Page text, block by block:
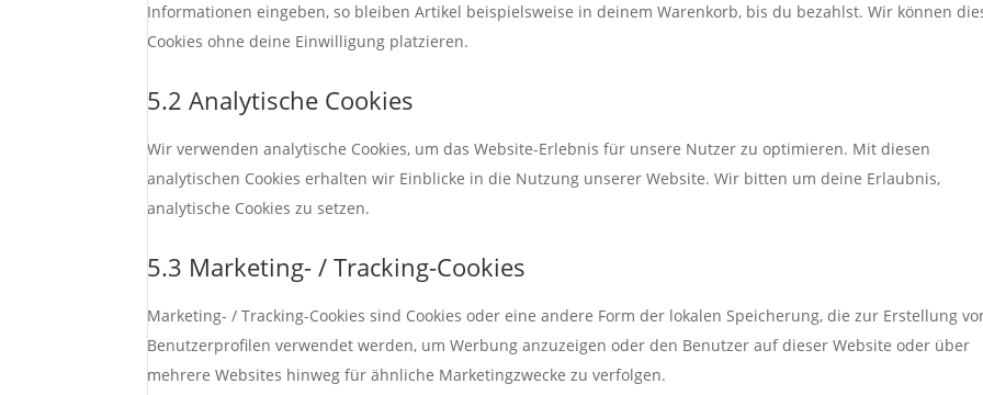
Informationen eingeben, so bleiben Artikel beispielsweise in deinem Warenkorb, bis du bezahlst. Wir können
Cookies ohne deine Einwilligung platzieren.
5.2 Analytische Cookies
Wir verwenden analytische Cookies, um das Website-Erlebnis für unsere Nutzer zu optimieren. Mit diesen
analytischen Cookies erhalten wir Einblicke in die Nutzung unserer Website. Wir bitten um deine Erlaubnis,
analytische Cookies zu setzen.
5.3 Marketing- / Tracking-Cookies
Marketing- / Tracking-Cookies sind Cookies oder eine andere Form der lokalen Speicherung, die zur Erstellung
Benutzerprofilen verwendet werden, um Werbung anzuzeigen oder den Benutzer auf dieser Website oder über
mehrere Websites hinweg für ähnliche Marketingzwecke zu verfolgen.